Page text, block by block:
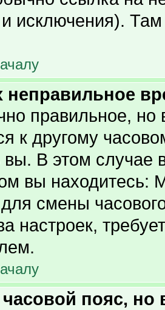
исключения).
правильное, но
к другому
вы. В этом случае
вы находитесь:
для смены
настроек,
пояс, но